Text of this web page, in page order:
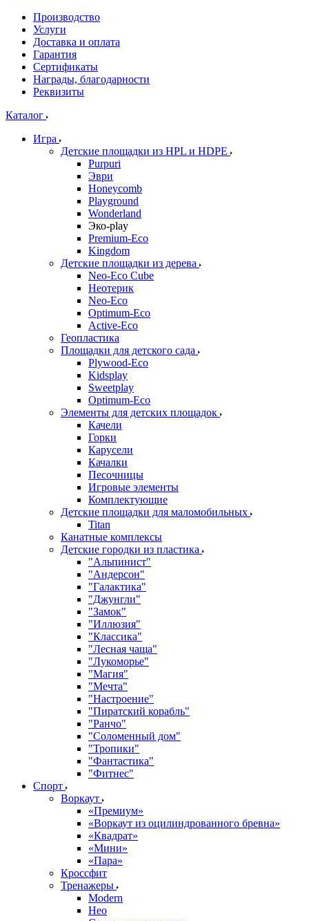
Производство
Услуги
Доставка и оплата
Гарантия
Сертификаты
Награды, благодарности
Реквизиты
Каталог
Игра
Детские площадки из HPL и HDPE
Purpuri
Эври
Honeycomb
Playground
Wonderland
Эко-play
Premium-Eco
Kingdom
Детские площадки из дерева
Neo-Eco Cube
Неотерик
Neo-Eco
Оptimum-Еco
Active-Eco
Геопластика
Площадки для детского сада
Plywood-Eco
Kidsplay
Sweetplay
Оptimum-Еco
Элементы для детских площадок
Качели
Горки
Карусели
Качалки
Песочницы
Игровые элементы
Комплектующие
Детские площадки для маломобильных
Titan
Канатные комплексы
Детские городки из пластика
"Альпинист"
"Андерсон"
"Галактика"
"Джунгли"
"Замок"
"Иллюзия"
"Классика"
"Лесная чаща"
"Лукоморье"
"Магия"
"Мечта"
"Настроение"
"Пиратский корабль"
"Ранчо"
"Соломенный дом"
"Тропики"
"Фантастика"
"Фитнес"
Спорт
Воркаут
«Премиум»
«Воркаут из оцилиндрованного бревна»
«Квадрат»
«Мини»
«Пара»
Кроссфит
Тренажеры
Modern
Нео